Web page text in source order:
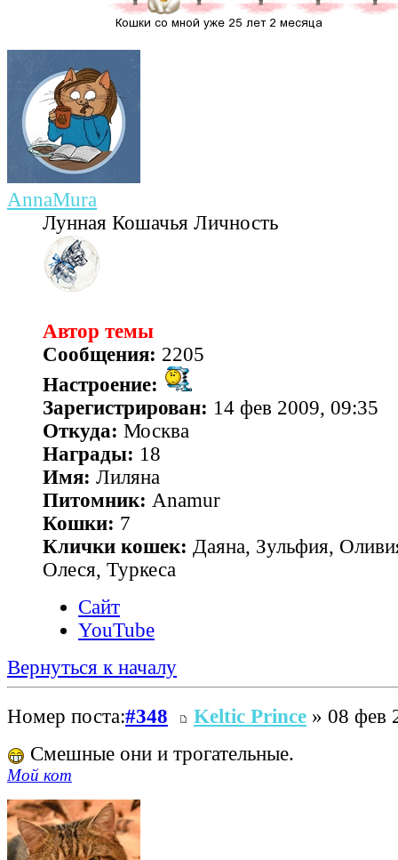
AnnaMura
Лунная Кошачья Личность
Автор темы
Сообщения: 2205
Настроение:
Зарегистрирован: 14 фев 2009, 09:35
Откуда: Москва
Награды: 18
Имя: Лиляна
Питомник: Anamur
Кошки: 7
Клички кошек: Даяна, Зульфия,
Олеся, Туркеса
Сайт
YouTube
Вернуться к началу
Номер поста:#348 Keltic Prince » 08 фев
Смешные они и трогательные.
Мой кот